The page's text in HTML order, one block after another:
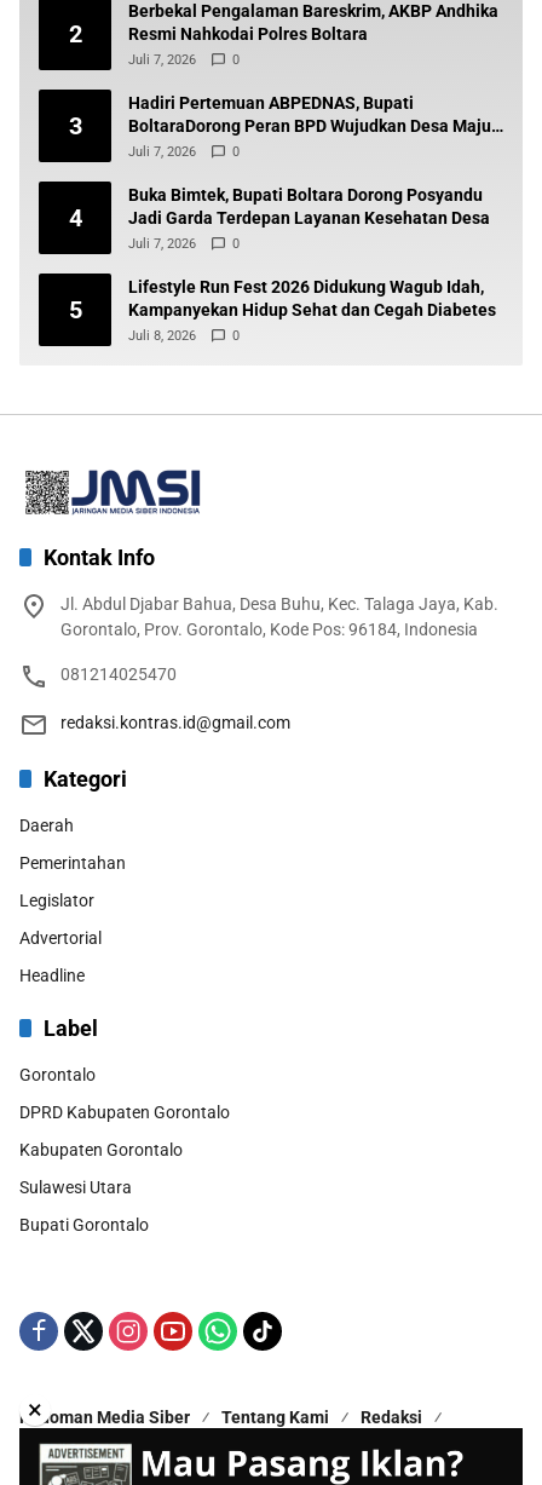
2
Berbekal Pengalaman Bareskrim, AKBP Andhika
Resmi Nahkodai Polres Boltara
Juli 7, 2026 0
3
Hadiri Pertemuan ABPEDNAS, Bupati
BoltaraDorong Peran BPD Wujudkan Desa Maju
dan Transparan
Juli 7, 2026 0
4
Buka Bimtek, Bupati Boltara Dorong Posyandu
Jadi Garda Terdepan Layanan Kesehatan Desa
Juli 7, 2026 0
5
Lifestyle Run Fest 2026 Didukung Wagub Idah,
Kampanyekan Hidup Sehat dan Cegah Diabetes
Juli 8, 2026 0
Kontak Info
Jl. Abdul Djabar Bahua, Desa Buhu, Kec. Talaga Jaya, Kab.
Gorontalo, Prov. Gorontalo, Kode Pos: 96184, Indonesia
081214025470
redaksi.kontras.id@gmail.com
Kategori
Daerah
Pemerintahan
Legislator
Advertorial
Headline
Label
Gorontalo
DPRD Kabupaten Gorontalo
Kabupaten Gorontalo
Sulawesi Utara
Bupati Gorontalo
Pedoman Media Siber Tentang Kami
Redaksi
Kontak Kami
Disclaimer
×